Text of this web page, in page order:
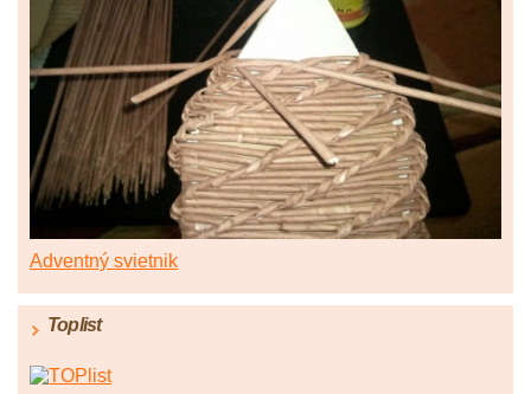
Adventný svietnik
Toplist